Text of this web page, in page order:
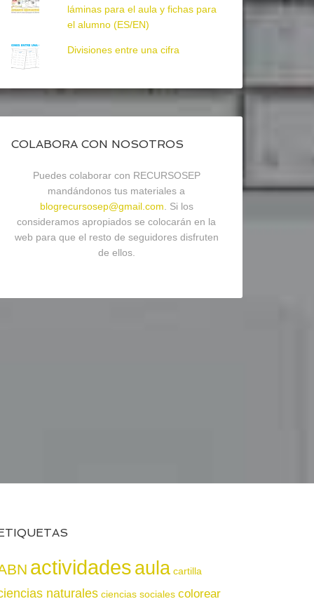
láminas para el aula y fichas para
el alumno (ES/EN)
Divisiones entre una cifra
COLABORA CON NOSOTROS
Puedes colaborar con RECURSOSEP
mandándonos tus materiales a
blogrecursosep@gmail.com . Si los
consideramos apropiados se colocarán en la
web para que el resto de seguidores disfruten
de ellos.
actividadesaula cartilla
naturales ciencias sociales colorear